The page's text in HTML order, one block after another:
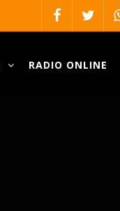
RADIO ONLINE